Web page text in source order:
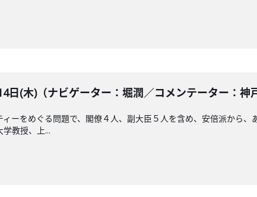
日(木)（ナビゲーター：堀潤／コメンテーター：神
ーをめぐる問題で、閣僚４人、副大臣５人を含め、安倍派から
教授、上...